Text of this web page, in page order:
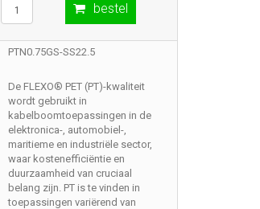
bestel
PTN0.75GS-SS22.5
De FLEXO® PET (PT)-kwaliteit
wordt gebruikt in
kabelboomtoepassingen in de
elektronica-, automobiel-,
maritieme en industriële sector,
waar kostenefficiëntie en
duurzaamheid van cruciaal
belang zijn. PT is te vinden in
toepassingen variërend van